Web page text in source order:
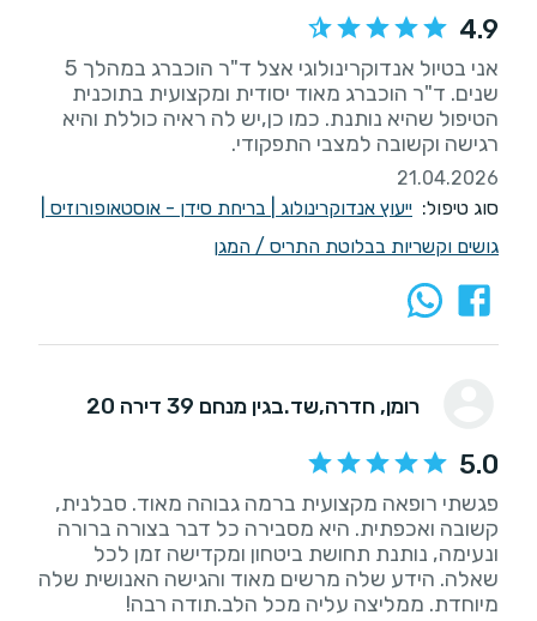
4.9
אני בטיול אנדוקרינולוגי אצל ד"ר הוכברג במהלך 5
שנים. ד"ר הוכברג מאוד יסודית ומקצועית בתוכנית
הטיפול שהיא נותנת. כמו כן,יש לה ראיה כוללת והיא
רגישה וקשובה למצבי התפקודי.
21.04.2026
סוג טיפול: ייעוץ אנדוקרינולוג בריחת סידן - אוסטאופורוזיס
גושים וקשריות בבלוטת התריס / המגן
רומן, חדרה,שד.בגין מנחם 39 דירה 20
5.0
פגשתי רופאה מקצועית ברמה גבוהה מאוד. סבלנית,
קשובה ואכפתית. היא מסבירה כל דבר בצורה ברורה
ונעימה, נותנת תחושת ביטחון ומקדישה זמן לכל
שאלה. הידע שלה מרשים מאוד והגישה האנושית שלה
מיוחדת. ממליצה עליה מכל הלב.תודה רבה!